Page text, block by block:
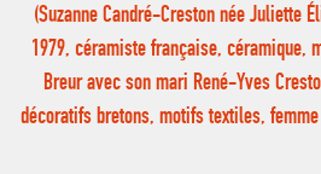
(Suzanne Candré-Creston née Juliette
1979, céramiste française, céramique,
Breur avec son mari René-Yves
décoratifs bretons, motifs textiles,